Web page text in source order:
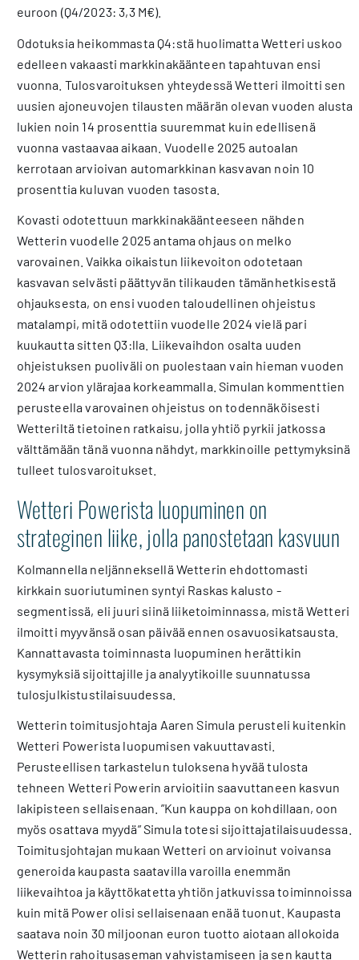
euroon (Q4/2023: 3,3 M€).
Odotuksia heikommasta Q4:stä huolimatta Wetteri uskoo
edelleen vakaasti markkinakäänteen tapahtuvan ensi
vuonna. Tulosvaroituksen yhteydessä Wetteri ilmoitti sen
uusien ajoneuvojen tilausten määrän olevan vuoden alusta
lukien noin 14 prosenttia suuremmat kuin edellisenä
vuonna vastaavaa aikaan. Vuodelle 2025 autoalan
kerrotaan arvioivan automarkkinan kasvavan noin 10
prosenttia kuluvan vuoden tasosta.
Kovasti odotettuun markkinakäänteeseen nähden
Wetterin vuodelle 2025 antama ohjaus on melko
varovainen. Vaikka oikaistun liikevoiton odotetaan
kasvavan selvästi päättyvän tilikauden tämänhetkisestä
ohjauksesta, on ensi vuoden taloudellinen ohjeistus
matalampi, mitä odotettiin vuodelle 2024 vielä pari
kuukautta sitten Q3:lla. Liikevaihdon osalta uuden
ohjeistuksen puoliväli on puolestaan vain hieman vuoden
2024 arvion ylärajaa korkeammalla. Simulan kommenttien
perusteella varovainen ohjeistus on todennäköisesti
Wetteriltä tietoinen ratkaisu, jolla yhtiö pyrkii jatkossa
välttämään tänä vuonna nähdyt, markkinoille pettymyksinä
tulleet tulosvaroitukset.
Wetteri Powerista luopuminen on
strateginen liike, jolla panostetaan kasvuun
Kolmannella neljänneksellä Wetterin ehdottomasti
kirkkain suoriutuminen syntyi Raskas kalusto -
segmentissä, eli juuri siinä liiketoiminnassa, mistä Wetteri
ilmoitti myyvänsä osan päivää ennen osavuosikatsausta.
Kannattavasta toiminnasta luopuminen herättikin
kysymyksiä sijoittajille ja analyytikoille suunnatussa
tulosjulkistustilaisuudessa.
Wetterin toimitusjohtaja Aaren Simula perusteli kuitenkin
Wetteri Powerista luopumisen vakuuttavasti.
Perusteellisen tarkastelun tuloksena hyvää tulosta
tehneen Wetteri Powerin arvioitiin saavuttaneen kasvun
lakipisteen sellaisenaan. ”Kun kauppa on kohdillaan, oon
myös osattava myydä” Simula totesi sijoittajatilaisuudessa.
Toimitusjohtajan mukaan Wetteri on arvioinut voivansa
generoida kaupasta saatavilla varoilla enemmän
liikevaihtoa ja käyttökatetta yhtiön jatkuvissa toiminnoissa,
kuin mitä Power olisi sellaisenaan enää tuonut. Kaupasta
saatava noin 30 miljoonan euron tuotto aiotaan allokoida
Wetterin rahoitusaseman vahvistamiseen ja sen kautta